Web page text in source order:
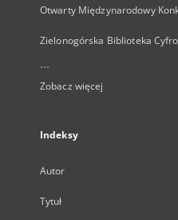
Otwarty Międzynarodowy
Zielonogórska Biblioteka
...
Zobacz więcej
Indeksy
Autor
Tytuł